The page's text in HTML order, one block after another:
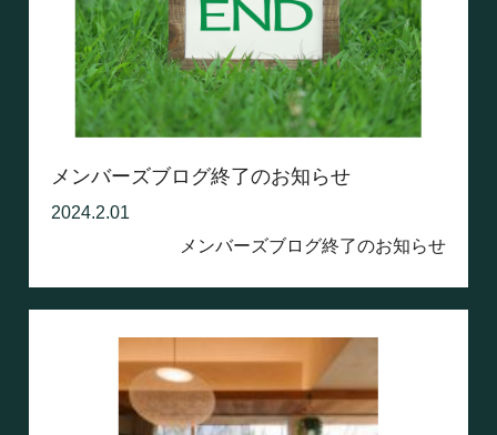
メンバーズブログ終了のお知らせ
2024.2.01
メンバーズブログ終了のお知らせ